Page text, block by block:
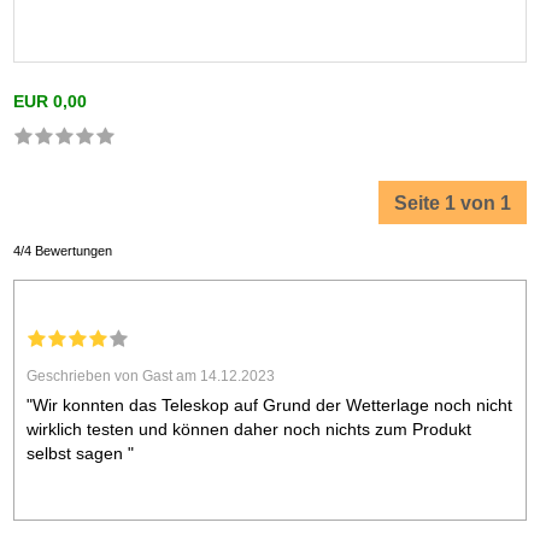
EUR 0,00
Seite 1 von 1
4/4 Bewertungen
Geschrieben von Gast am 14.12.2023
"Wir konnten das Teleskop auf Grund der Wetterlage noch nicht
wirklich testen und können daher noch nichts zum Produkt
selbst sagen "